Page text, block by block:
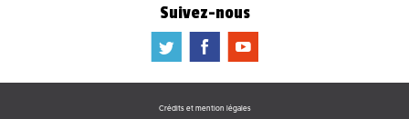
Suivez-nous
a b f
Crédits et mention légales